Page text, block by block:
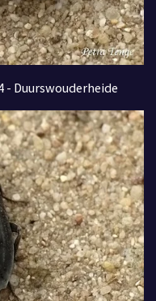
- Duurswouderheide